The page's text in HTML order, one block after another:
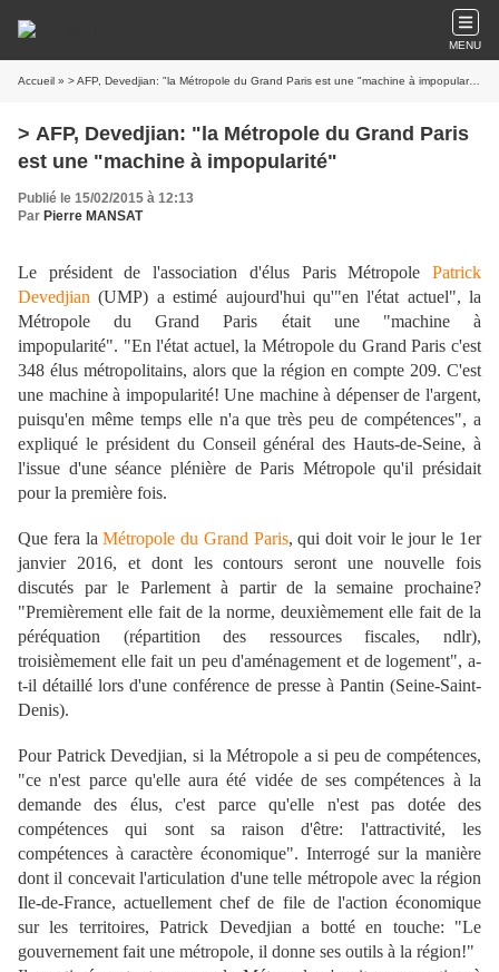
MENU
Accueil » > AFP, Devedjian: "la Métropole du Grand Paris est une "machine à impopularité"
> AFP, Devedjian: "la Métropole du Grand Paris
est une "machine à impopularité"
Publié le 15/02/2015 à 12:13
Par Pierre MANSAT
Le président de l'association d'élus Paris Métropole Patrick
Devedjian (UMP) a estimé aujourd'hui qu'"en l'état actuel", la
Métropole du Grand Paris était une "machine à
impopularité". "En l'état actuel, la Métropole du Grand Paris c'est
348 élus métropolitains, alors que la région en compte 209. C'est
une machine à impopularité! Une machine à dépenser de l'argent,
puisqu'en même temps elle n'a que très peu de compétences", a
expliqué le président du Conseil général des Hauts-de-Seine, à
l'issue d'une séance plénière de Paris Métropole qu'il présidait
pour la première fois.
Que fera laMétropole du Grand Paris, qui doit voir le jour le 1er
janvier 2016, et dont les contours seront une nouvelle fois
discutés par le Parlement à partir de la semaine prochaine?
"Premièrement elle fait de la norme, deuxièmement elle fait de la
péréquation (répartition des ressources fiscales, ndlr),
troisièmement elle fait un peu d'aménagement et de logement", a-
t-il détaillé lors d'une conférence de presse à Pantin (Seine-Saint-
Denis).
Pour Patrick Devedjian, si la Métropole a si peu de compétences,
"ce n'est parce qu'elle aura été vidée de ses compétences à la
demande des élus, c'est parce qu'elle n'est pas dotée des
compétences qui sont sa raison d'être: l'attractivité, les
compétences à caractère économique". Interrogé sur la manière
dont il concevait l'articulation d'une telle métropole avec la région
Ile-de-France, actuellement chef de file de l'action économique
sur les territoires, Patrick Devedjian a botté en touche: "Le
gouvernement fait une métropole, il donne ses outils à la région!"